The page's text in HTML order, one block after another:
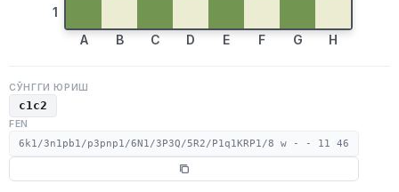
1
A B C D E F G H
СЎНГГИ ЮРИШ
c1c2
FEN
6k1/3n1pb1/p3pnp1/6N1/3P3Q/5R2/P1q1KRP1/8 w - - 11 46